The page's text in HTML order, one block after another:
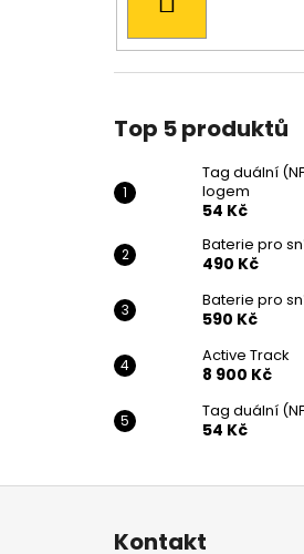
Top 5 produktů
Tag duální
logem
54 Kč
Baterie pro
490 Kč
Baterie pro
590 Kč
Active Track
8 900 Kč
Tag duální
54 Kč
Kontakt